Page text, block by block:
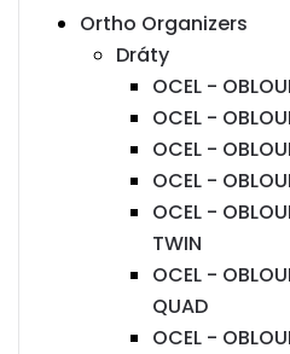
Ortho Organizers
Dráty
OCEL -
OCEL -
OCEL -
OCEL -
OCEL -
TWIN
OCEL -
QUAD
OCEL -